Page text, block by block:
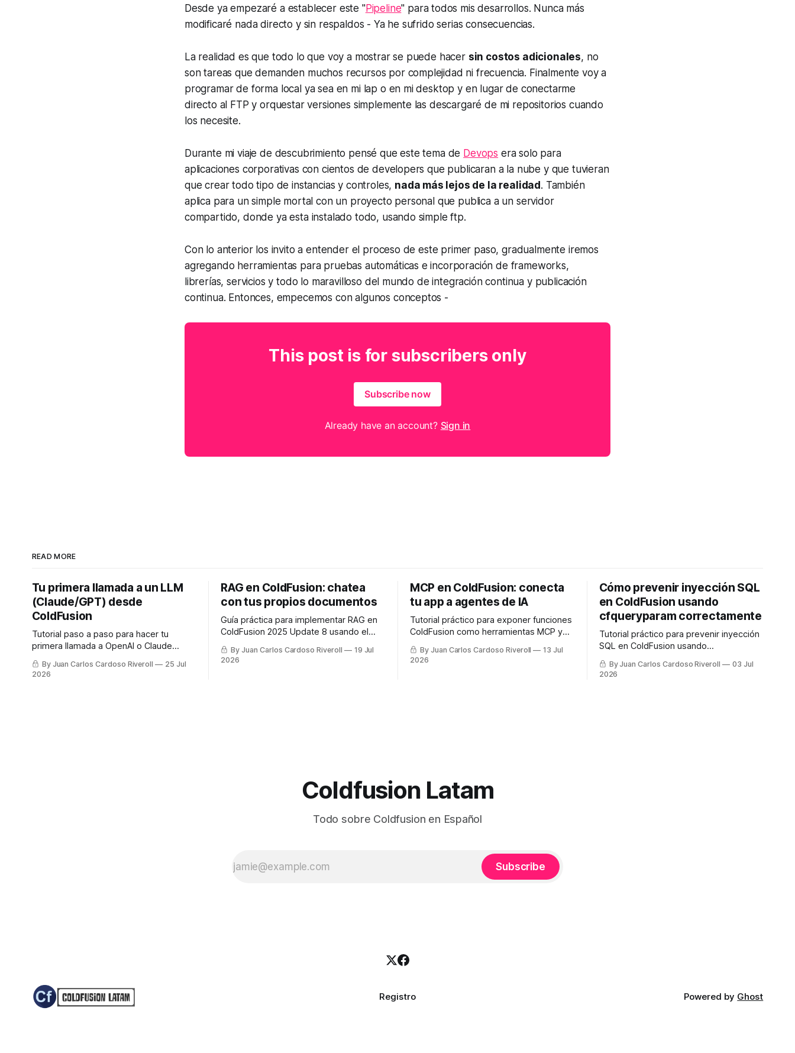
Desde ya empezaré a establecer este "Pipeline" para todos mis desarrollos. Nunca más
modificaré nada directo y sin respaldos - Ya he sufrido serias consecuencias.
La realidad es que todo lo que voy a mostrar se puede hacer sin costos adicionales, no
son tareas que demanden muchos recursos por complejidad ni frecuencia. Finalmente voy a
programar de forma local ya sea en mi lap o en mi desktop y en lugar de conectarme
directo al FTP y orquestar versiones simplemente las descargaré de mi repositorios cuando
los necesite.
Durante mi viaje de descubrimiento pensé que este tema de Devops era solo para
aplicaciones corporativas con cientos de developers que publicaran a la nube y que tuvieran
que crear todo tipo de instancias y controles, nada más lejos de la realidad. También
aplica para un simple mortal con un proyecto personal que publica a un servidor
compartido, donde ya esta instalado todo, usando simple ftp.
Con lo anterior los invito a entender el proceso de este primer paso, gradualmente iremos
agregando herramientas para pruebas automáticas e incorporación de frameworks,
librerías, servicios y todo lo maravilloso del mundo de integración continua y publicación
continua. Entonces, empecemos con algunos conceptos -
This post is for subscribers only
Subscribe now
Already have an account? Sign in
READ MORE
Tu primera llamada a un LLM
(Claude/GPT) desde
ColdFusion
Tutorial paso a paso para hacer tu
primera llamada a OpenAI o Claude
desde ColdFusion, con cfhttp y con el
nuevo framework de IA nativo de
By Juan Carlos Cardoso Riveroll
25 Jul
2026
RAG en ColdFusion: chatea
con tus propios documentos
Guía práctica para implementar RAG en
ColdFusion 2025 Update 8 usando el
vector store nativo, embeddings y un
LLM, con código real listo para usar.
By Juan Carlos Cardoso Riveroll
19 Jul
2026
MCP en ColdFusion: conecta
tu app a agentes de IA
Tutorial práctico para exponer funciones
ColdFusion como herramientas MCP y
conectarlas a agentes de IA como
Claude.
By Juan Carlos Cardoso Riveroll
13 Jul
2026
Cómo prevenir inyección SQL
en ColdFusion usando
cfqueryparam correctamente
Tutorial práctico para prevenir inyección
SQL en ColdFusion usando
cfqueryparam, con ejemplos de listas,
LIKE y columnas dinámicas.
By Juan Carlos Cardoso Riveroll
03 Jul
2026
Coldfusion Latam
Todo sobre Coldfusion en Español
Subscribe
Registro Powered by Ghost